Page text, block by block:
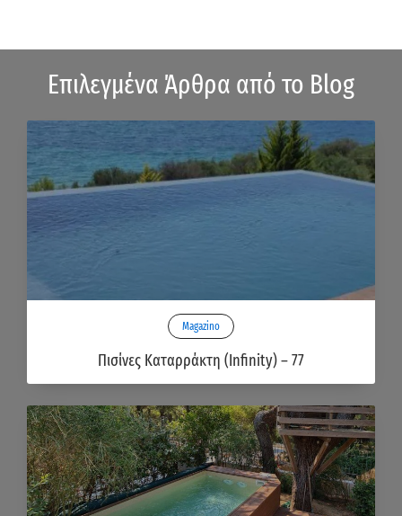
Επιλεγμένα Άρθρα από το Blog
Magazino
Πισίνες Καταρράκτη (Infinity) – 77